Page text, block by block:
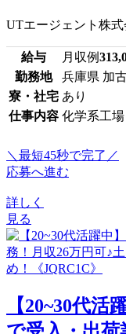
UTエージェント株式
給与 月収例
勤務地
兵庫県 加
寮・社宅 あり
仕事内容 化学系工
＼最短45秒で完了／
応募へ進む
詳しく
見る
【20~30代